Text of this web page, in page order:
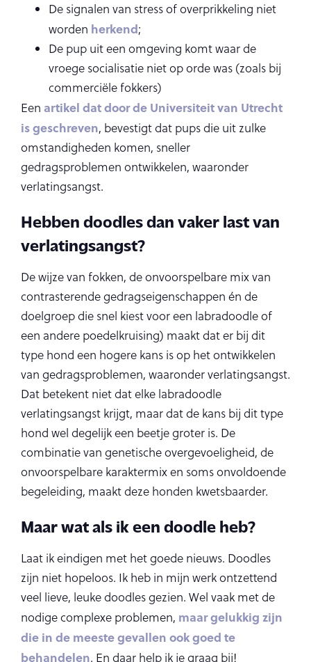
De signalen van stress of overprikkeling niet
worden herkend;
De pup uit een omgeving komt waar de
vroege socialisatie niet op orde was (zoals bij
commerciële fokkers)
Een artikel dat door de Universiteit van Utrecht
is geschreven, bevestigt dat pups die uit zulke
omstandigheden komen, sneller
gedragsproblemen ontwikkelen, waaronder
verlatingsangst.
Hebben doodles dan vaker last van
verlatingsangst?
De wijze van fokken, de onvoorspelbare mix van
contrasterende gedragseigenschappen én de
doelgroep die snel kiest voor een labradoodle of
een andere poedelkruising) maakt dat er bij dit
type hond een hogere kans is op het ontwikkelen
van gedragsproblemen, waaronder verlatingsangst.
Dat betekent niet dat elke labradoodle
verlatingsangst krijgt, maar dat de kans bij dit type
hond wel degelijk een beetje groter is. De
combinatie van genetische overgevoeligheid, de
onvoorspelbare karaktermix en soms onvoldoende
begeleiding, maakt deze honden kwetsbaarder.
Maar wat als ik een doodle heb?
Laat ik eindigen met het goede nieuws. Doodles
zijn niet hopeloos. Ik heb in mijn werk ontzettend
veel lieve, leuke doodles gezien. Wel vaak met de
nodige complexe problemen, maar gelukkig zijn
die in de meeste gevallen ook goed te
behandelen. En daar help ik je graag bij!